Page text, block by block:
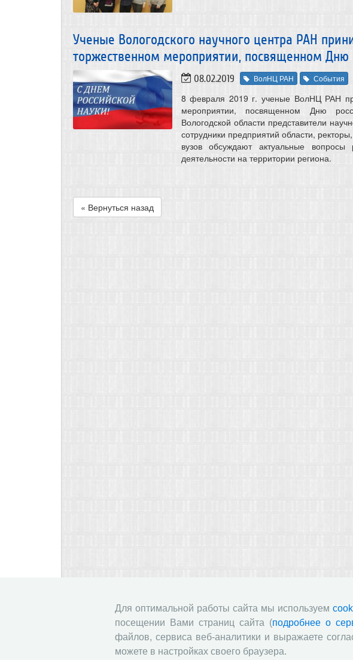
Ученые Вологодского научного центра РАН
торжественном мероприятии, посвященном Дню
08.02.2019 ВолНЦ РАН События
8 февраля 2019 г. ученые ВолНЦ РАН
мероприятии, посвященном Дню
Вологодской области представители
сотрудники предприятий области,
вузов обсуждают актуальные
деятельности на территории региона.
« Вернуться назад
Для оптимальной работы сайта мы используем
посещении Вами страниц сайта (подробнее о
файлов, сервиса веб-аналитики и выражаете
можете в настройках своего браузера.